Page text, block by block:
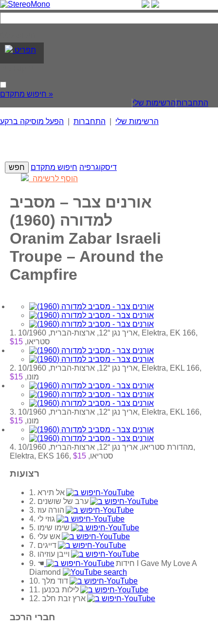
תפריט
חיפוש מתקדם »
התחברותהרשימות שלי
הרשימות שלי התחברות הפעל מוסיקה ברקע
דיסקוגרפיה חיפוש מתקדם
הוסף לרשימה
אורנים צבר – מסביב
למדורה (1960)
Oranim Zabar Israeli
Troupe – Around the
Campfire
1. אריך נגן “12, ארצות-הברית, 10/1960, Elektra, EK 166,
סטריאו, $15
2. אריך נגן “12, ארצות-הברית, 10/1960, Elektra, EKL 166,
מונו, $15
3. אריך נגן “12, ארצות-הברית, 10/1960, Elektra, EKL 166,
מונו, $15
4. מהדורת סטריאו, אריך נגן “12, ארצות-הברית, 10/1960,
Elektra, EKS 166, סטריאו, $15
רצועות
1. אל תירא
2. ערב של שושנים
3. הורה עוז
4. גוזי לי
5. שימו שימו
6. אש עלי
7. דייגים
8. וייבן עוזיהו
9. חידות
☚
I Gave My Love A
Diamond
10. דוד מלך
11. לילות בכנען
12. ארץ זבת חלב
חברי הרכב